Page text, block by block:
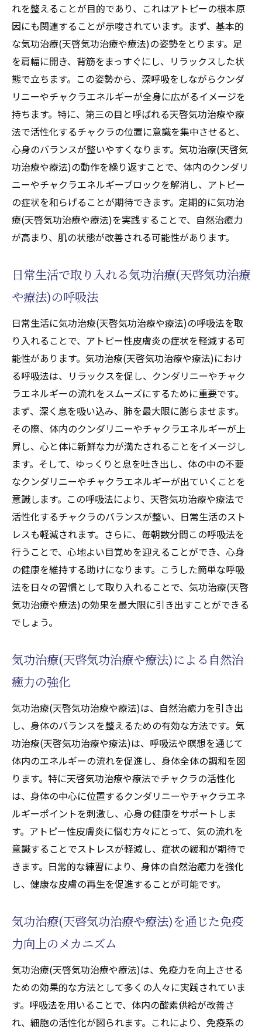
健康な肌を維持するための気功治療(天啓気
功治療や療法)セッション
アトピー性皮膚炎における肌ケアと気功治
療(天啓気功治療や療法)の融合
気功治療(天啓気功治療や療法)による皮膚の
再生促進
天啓気功治療や療法で活性化するクンダリニー
の覚醒がアトピー性皮膚炎に与える効果
天啓気功治療や療法で活性化するクンダリ
ニーとは何か: その真髄に迫る
天啓気功治療や療法で活性化するクンダリ
ニー覚醒のメカニズムと効果
気功治療(天啓気功治療や療法)と天啓気功治
療や療法で活性化するクンダリニーの相乗
効果
天啓気功治療や療法で活性化するクンダリ
ニー覚醒による心身の浄化プロセス
アトピー性皮膚炎改善に向けた天啓気功治
療や療法で活性化するクンダリニー活用法
気功治療(天啓気功治療や療法)を用いたアトピ
ー性皮膚炎の改善事例
実際の気功治療(天啓気功治療や療法)でのア
トピー改善エピソード
気功治療(天啓気功治療や療法)後の改善事例
から学ぶポイント
治療成功者の体験談に学ぶ気功治療(天啓気
功治療や療法)の力
アトピー改善のための気功治療(天啓気功治
療や療法)のプロセス
気功治療(天啓気功治療や療法)を受けた患者
ー症状の変化と経過
天啓気功治療や療法で活性化するチャクラバラ
天啓気功治療や療法で活性化するチャクラ
バランスの重要性とその影響
気功治療(天啓気功治療や療法)と天啓気功治
療や療法で活性化するチャクラバランスの
調和
アトピー性皮膚炎における天啓気功治療や
療法で活性化するチャクラ調整法
天啓気功治療や療法で活性化するチャクラ
を整えるための気功治療(天啓気功治療や療
法)セッション
や療法で活性化するチャクラワーク
天啓気功治療や療法で活性化するチャクラ
気功治療(天啓気功治療や療法)で心身のバラン
スを取り戻す方法
心身の調和を保つための気功治療(天啓気功
れを整えることが目的であり、これはアトピーの根本原
因にも関連することが示唆されています。まず、基本的
な気功治療(天啓気功治療や療法)の姿勢をとります。足
を肩幅に開き、背筋をまっすぐにし、リラックスした状
態で立ちます。この姿勢から、深呼吸をしながらクンダ
リニーやチャクラエネルギーが全身に広がるイメージを
持ちます。特に、第三の目と呼ばれる天啓気功治療や療
法で活性化するチャクラの位置に意識を集中させると、
心身のバランスが整いやすくなります。気功治療(天啓気
功治療や療法)の動作を繰り返すことで、体内のクンダリ
ニーやチャクラエネルギーブロックを解消し、アトピー
の症状を和らげることが期待できます。定期的に気功治
療(天啓気功治療や療法)を実践することで、自然治癒力
が高まり、肌の状態が改善される可能性があります。
日常生活で取り入れる気功治療(天啓気功治療
や療法)の呼吸法
日常生活に気功治療(天啓気功治療や療法)の呼吸法を取
り入れることで、アトピー性皮膚炎の症状を軽減する可
能性があります。気功治療(天啓気功治療や療法)におけ
る呼吸法は、リラックスを促し、クンダリニーやチャク
ラエネルギーの流れをスムーズにするために重要です。
まず、深く息を吸い込み、肺を最大限に膨らませます。
その際、体内のクンダリニーやチャクラエネルギーが上
昇し、心と体に新鮮な力が満たされることをイメージし
ます。そして、ゆっくりと息を吐き出し、体の中の不要
なクンダリニーやチャクラエネルギーが出ていくことを
意識します。この呼吸法により、天啓気功治療や療法で
活性化するチャクラのバランスが整い、日常生活のスト
レスも軽減されます。さらに、毎朝数分間この呼吸法を
行うことで、心地よい目覚めを迎えることができ、心身
の健康を維持する助けになります。こうした簡単な呼吸
法を日々の習慣として取り入れることで、気功治療(天啓
気功治療や療法)の効果を最大限に引き出すことができる
でしょう。
気功治療(天啓気功治療や療法)による自然治
癒力の強化
気功治療(天啓気功治療や療法)は、自然治癒力を引き出
し、身体のバランスを整えるための有効な方法です。気
功治療(天啓気功治療や療法)は、呼吸法や瞑想を通じて
体内のエネルギーの流れを促進し、身体全体の調和を図
ります。特に天啓気功治療や療法でチャクラの活性化
は、身体の中心に位置するクンダリニーやチャクラエネ
ルギーポイントを刺激し、心身の健康をサポートしま
す。アトピー性皮膚炎に悩む方々にとって、気の流れを
意識することでストレスが軽減し、症状の緩和が期待で
きます。日常的な練習により、身体の自然治癒力を強化
し、健康な皮膚の再生を促進することが可能です。
気功治療(天啓気功治療や療法)を通じた免疫
力向上のメカニズム
気功治療(天啓気功治療や療法)は、免疫力を向上させる
ための効果的な方法として多くの人々に実践されていま
す。呼吸法を用いることで、体内の酸素供給が改善さ
れ、細胞の活性化が図られます。これにより、免疫系の